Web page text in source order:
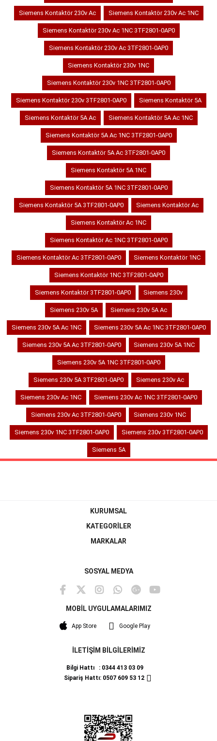
Siemens Kontaktör 230v Ac Siemens Kontaktör 230v Ac 1NC
Siemens Kontaktör 230v Ac 1NC 3TF2801-0AP0
Siemens Kontaktör 230v Ac 3TF2801-0AP0
Siemens Kontaktör 230v 1NC
Siemens Kontaktör 230v 1NC 3TF2801-0AP0
Siemens Kontaktör 230v 3TF2801-0AP0 Siemens Kontaktör 5A
Siemens Kontaktör 5A Ac Siemens Kontaktör 5A Ac 1NC
Siemens Kontaktör 5A Ac 1NC 3TF2801-0AP0
Siemens Kontaktör 5A Ac 3TF2801-0AP0
Siemens Kontaktör 5A 1NC
Siemens Kontaktör 5A 1NC 3TF2801-0AP0
Siemens Kontaktör 5A 3TF2801-0AP0 Siemens Kontaktör Ac
Siemens Kontaktör Ac 1NC
Siemens Kontaktör Ac 1NC 3TF2801-0AP0
Siemens Kontaktör Ac 3TF2801-0AP0 Siemens Kontaktör 1NC
Siemens Kontaktör 1NC 3TF2801-0AP0
Siemens Kontaktör 3TF2801-0AP0 Siemens 230v
Siemens 230v 5A Siemens 230v 5A Ac
Siemens 230v 5A Ac 1NC Siemens 230v 5A Ac 1NC 3TF2801-0AP0
Siemens 230v 5A Ac 3TF2801-0AP0 Siemens 230v 5A 1NC
Siemens 230v 5A 1NC 3TF2801-0AP0
Siemens 230v 5A 3TF2801-0AP0 Siemens 230v Ac
Siemens 230v Ac 1NC Siemens 230v Ac 1NC 3TF2801-0AP0
Siemens 230v Ac 3TF2801-0AP0 Siemens 230v 1NC
Siemens 230v 1NC 3TF2801-0AP0 Siemens 230v 3TF2801-0AP0
Siemens 5A
KURUMSAL
KATEGORİLER
MARKALAR
SOSYAL MEDYA
MOBİL UYGULAMALARIMIZ
App Store Google Play
İLETİŞİM BİLGİLERİMİZ
Bilgi Hattı : 0344 413 03 09
Sipariş Hattı: 0507 609 53 12